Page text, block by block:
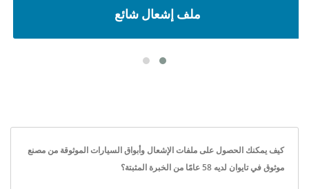
ملف إشعال شائع
كيف يمكنك الحصول على ملفات الإشعال وأبواق السيارات الموثوقة من مصنع
موثوق في تايوان لديه 58 عامًا من الخبرة المثبتة؟